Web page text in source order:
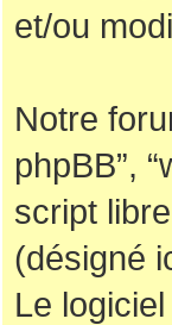
et/ou
Notre
phpBB”,
script
(désigné
Le